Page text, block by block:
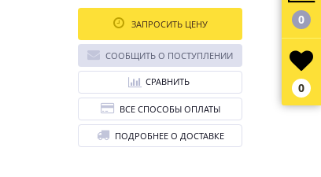
ЗАПРОСИТЬ ЦЕНУ
СООБЩИТЬ О ПОСТУПЛЕНИИ
СРАВНИТЬ
ВСЕ СПОСОБЫ ОПЛАТЫ
ПОДРОБНЕЕ О ДОСТАВКЕ
0
0